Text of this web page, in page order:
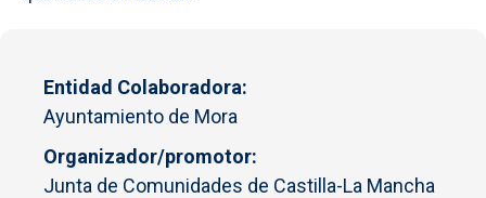
Entidad Colaboradora
Ayuntamiento de Mora
Organizador/promotor
Junta de Comunidades de Castilla-La Mancha